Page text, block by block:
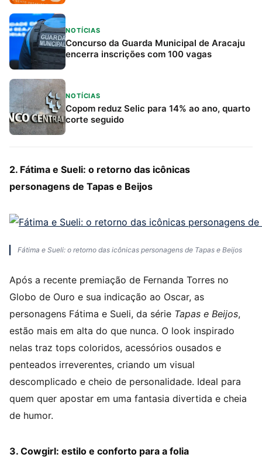
NOTÍCIAS
Concurso da Guarda Municipal de Aracaju
encerra inscrições com 100 vagas
NOTÍCIAS
Copom reduz Selic para 14% ao ano, quarto
corte seguido
2. Fátima e Sueli: o retorno das icônicas
personagens de Tapas e Beijos
Fátima e Sueli: o retorno das icônicas personagens de Tapas e Beijos
Após a recente premiação de Fernanda Torres no
Globo de Ouro e sua indicação ao Oscar, as
personagens Fátima e Sueli, da série Tapas e Beijos,
estão mais em alta do que nunca. O look inspirado
nelas traz tops coloridos, acessórios ousados e
penteados irreverentes, criando um visual
descomplicado e cheio de personalidade. Ideal para
quem quer apostar em uma fantasia divertida e cheia
de humor.
3. Cowgirl: estilo e conforto para a folia